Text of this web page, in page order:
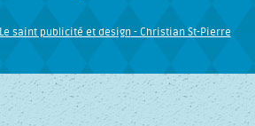
Le saint publicité et design- Christian St-Pierre